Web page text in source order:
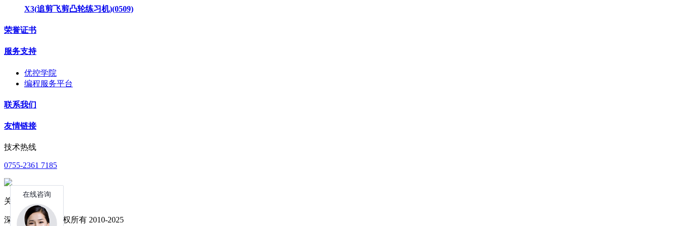
X3(追剪飞剪凸轮练习机)(0509)
荣誉证书
服务支持
优控学院
编程服务平台
联系我们
友情链接
技术热线
0755-2361 7185
关注公众号
深圳中达优控 版权所有 2010-2025